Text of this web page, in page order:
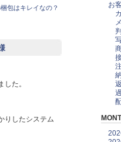
包はキレイなの？
た。
りしたシステム
お